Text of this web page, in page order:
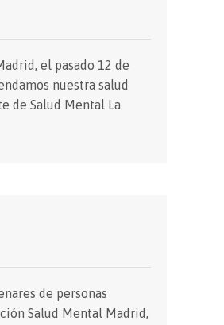
el pasado 12 de
nuestra salud
de Salud Mental La
de personas
Salud Mental Madrid,